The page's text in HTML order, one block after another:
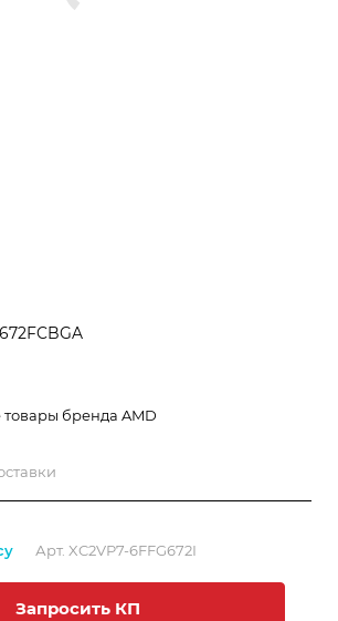
товары бренда AMD
Арт. XC2VP7-6FFG672I
Запросить КП